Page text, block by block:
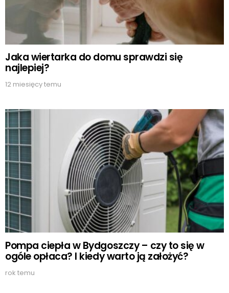
Jaka wiertarka do domu sprawdzi się
najlepiej?
12 miesięcy temu
Pompa ciepła w Bydgoszczy – czy to się w
ogóle opłaca? I kiedy warto ją założyć?
rok temu